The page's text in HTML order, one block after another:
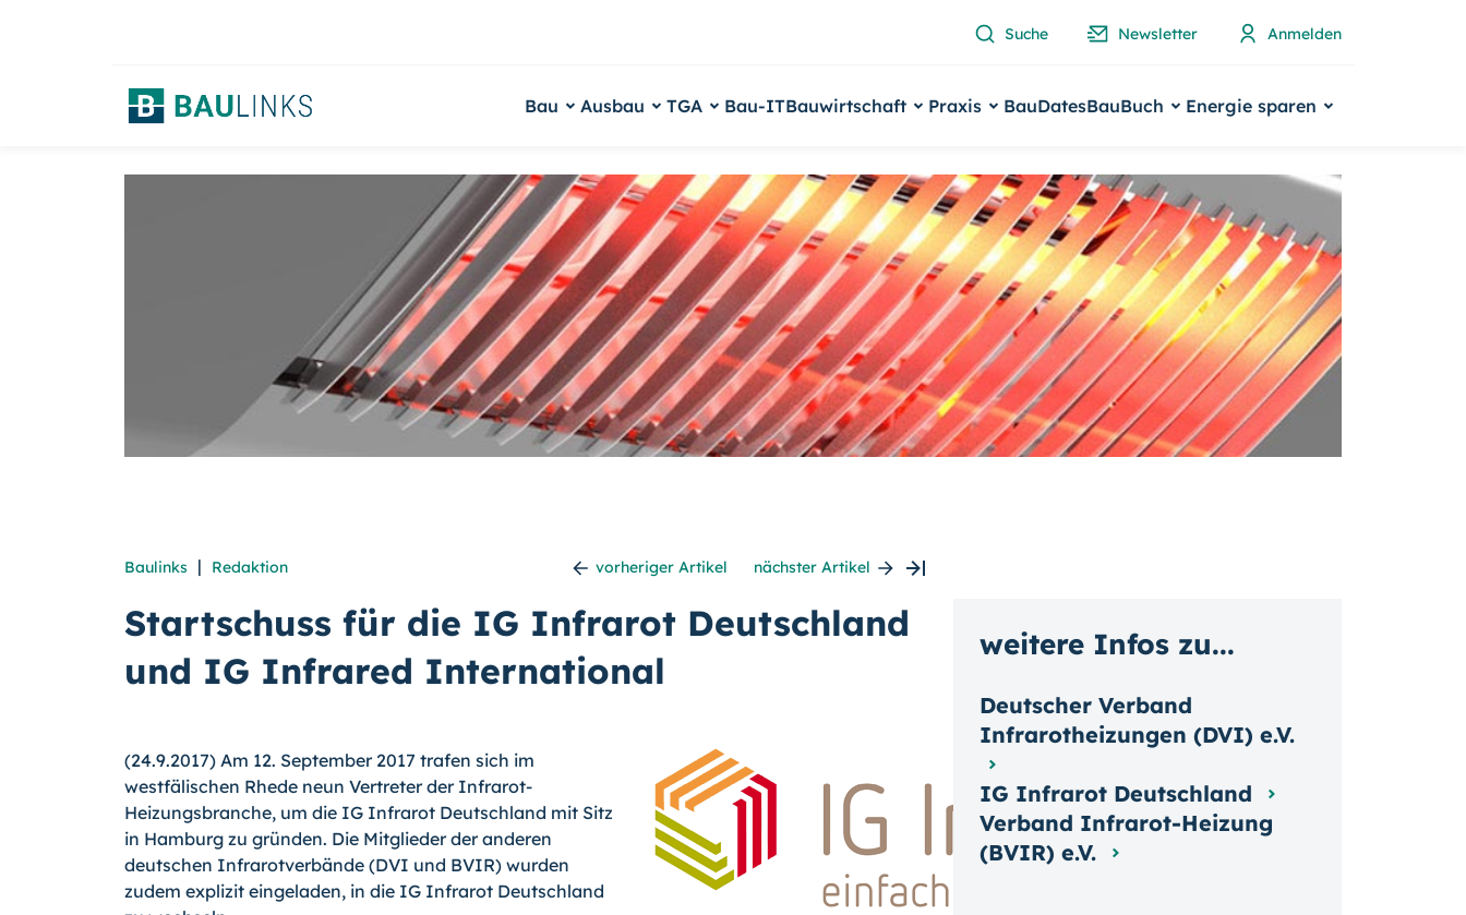
Suche Newsletter Anmelden
Bau Ausbau TGA Bau-ITBauwirtschaft Praxis BauDatesBauBuch Energie sparen
Baulinks | Redaktion vorheriger Artikel nächster Artikel
Startschuss für die IG Infrarot Deutschland
und IG Infrared International
(24.9.2017) Am 12. September 2017 trafen sich im
westfälischen Rhede neun Vertreter der Infrarot-
Heizungsbranche, um die IG Infrarot Deutschland mit Sitz
in Hamburg zu gründen. Die Mitglieder der anderen
deutschen Infrarotverbände (DVI und BVIR) wurden
zudem explizit eingeladen, in die IG Infrarot Deutschland
weitere Infos zu...
Deutscher Verband
Infrarotheizungen (DVI) e.V.
IG Infrarot Deutschland
Verband Infrarot-Heizung
(BVIR) e.V.